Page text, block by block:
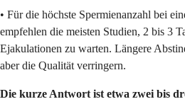
• Für die höchste Spermienanzahl bei
empfehlen die meisten Studien, 2 bis 3
Ejakulationen zu warten. Längere
aber die Qualität verringern.
Die kurze Antwort ist etwa zwei bis